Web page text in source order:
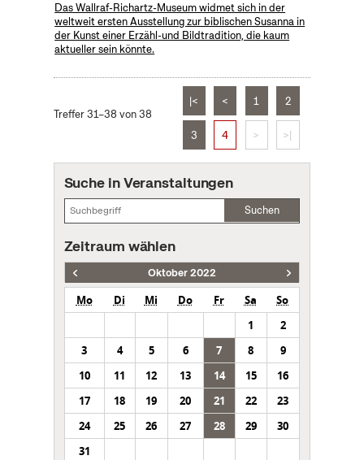
Das Wallraf-Richartz-Museum widmet sich in der
weltweit ersten Ausstellung zur biblischen Susanna in
der Kunst einer Erzähl-und Bildtradition, die kaum
aktueller sein könnte.
Treffer 31–38 von 38
|< < 1 2
3 4 > >|
Suche in Veranstaltungen
Suchen
Zeitraum wählen
Oktober 2022
Mo Di Mi Do Fr Sa
So
1
2
3
4 5 6 7 8
9
10
11 12 13 14 15
16
17
18 19 20 21 22
23
24
25 26 27 28 29
30
31